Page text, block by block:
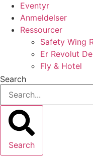
Eventyr
Anmeldelser
Ressourcer
Safety Wing
Er Revolut
Fly & Hotel
Search
Search